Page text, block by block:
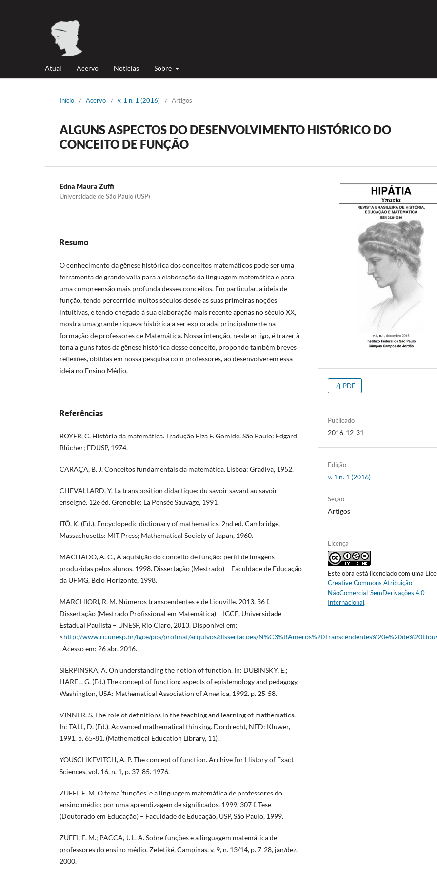
Atual Acervo Notícias Sobre
Início / Acervo / v. 1 n. 1 (2016) / Artigos
ALGUNS ASPECTOS DO DESENVOLVIMENTO HISTÓRICO DO
CONCEITO DE FUNÇÃO
Edna Maura Zuffi
Universidade de São Paulo (USP)
Resumo
O conhecimento da gênese histórica dos conceitos matemáticos pode ser uma
ferramenta de grande valia para a elaboração da linguagem matemática e para
uma compreensão mais profunda desses conceitos. Em particular, a ideia de
função, tendo percorrido muitos séculos desde as suas primeiras noções
intuitivas, e tendo chegado à sua elaboração mais recente apenas no século XX,
mostra uma grande riqueza histórica a ser explorada, principalmente na
formação de professores de Matemática. Nossa intenção, neste artigo, é trazer à
tona alguns fatos da gênese histórica desse conceito, propondo também breves
reflexões, obtidas em nossa pesquisa com professores, ao desenvolverem essa
ideia no Ensino Médio.
Referências
BOYER, C. História da matemática. Tradução Elza F. Gomide. São Paulo: Edgard
Blücher; EDUSP, 1974.
CARAÇA, B. J. Conceitos fundamentais da matemática. Lisboa: Gradiva, 1952.
CHEVALLARD, Y. La transposition didactique: du savoir savant au savoir
enseigné. 12e éd. Grenoble: La Pensée Sauvage, 1991.
ITÔ, K. (Ed.). Encyclopedic dictionary of mathematics. 2nd ed. Cambridge,
Massachusetts: MIT Press; Mathematical Society of Japan, 1960.
MACHADO, A. C., A aquisição do conceito de função: perfil de imagens
produzidas pelos alunos. 1998. Dissertação (Mestrado) – Faculdade de Educação
da UFMG, Belo Horizonte, 1998.
MARCHIORI, R. M. Números transcendentes e de Liouville. 2013. 36 f.
Dissertação (Mestrado Profissional em Matemática) – IGCE, Universidade
Estadual Paulista – UNESP, Rio Claro, 2013. Disponível em:
<http://www.rc.unesp.br/igce/pos/profmat/arquivos/dissertacoes/
. Acesso em: 26 abr. 2016.
SIERPINSKA, A. On understanding the notion of function. In: DUBINSKY, E.;
HAREL, G. (Ed.) The concept of function: aspects of epistemology and pedagogy.
Washington, USA: Mathematical Association of America, 1992. p. 25-58.
VINNER, S. The role of definitions in the teaching and learning of mathematics.
In: TALL, D. (Ed.). Advanced mathematical thinking. Dordrecht, NED: Kluwer,
1991. p. 65-81. (Mathematical Education Library, 11).
YOUSCHKEVITCH, A. P. The concept of function. Archive for History of Exact
Sciences, vol. 16, n. 1, p. 37-85. 1976.
ZUFFI, E. M. O tema ‘funções’ e a linguagem matemática de professores do
ensino médio: por uma aprendizagem de significados. 1999. 307 f. Tese
(Doutorado em Educação) – Faculdade de Educação, USP, São Paulo, 1999.
ZUFFI, E. M.; PACCA, J. L. A. Sobre funções e a linguagem matemática de
professores do ensino médio. Zetetiké, Campinas, v. 9, n. 13/14, p. 7-28, jan/dez.
2000.
PDF
Publicado
2016-12-31
Edição
v. 1 n. 1 (2016)
Seção
Artigos
Licença
Este obra está licenciado com uma
Creative Commons Atribuição-
NãoComercial-SemDerivações 4.0
Internacional.